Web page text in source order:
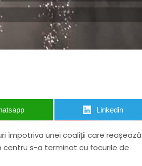
Linkedin
împotriva unei coaliții care
centru s-a terminat cu focurile de